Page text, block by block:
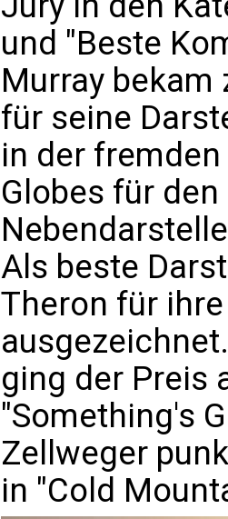
und "Beste
Murray bekam
für seine
in der
Globes für
Als beste
Theron für
ging der Preis
"Something's
Zellweger
in "Cold